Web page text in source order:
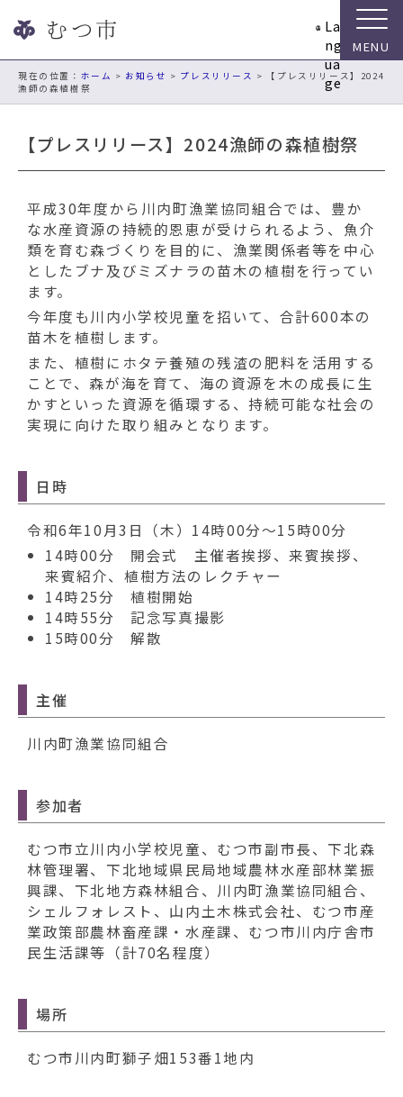
ビ
La
ng
ua
ge
現在の位置： ホーム > お知らせ > プレスリリース > 【プレスリリース】2024
漁師の森植樹祭
【プレスリリース】2024漁師の森植樹祭
平成30年度から川内町漁業協同組合では、豊か
な水産資源の持続的恩恵が受けられるよう、魚介
類を育む森づくりを目的に、漁業関係者等を中心
としたブナ及びミズナラの苗木の植樹を行ってい
ます。
今年度も川内小学校児童を招いて、合計600本の
苗木を植樹します。
また、植樹にホタテ養殖の残渣の肥料を活用する
ことで、森が海を育て、海の資源を木の成長に生
かすといった資源を循環する、持続可能な社会の
実現に向けた取り組みとなります。
日時
令和6年10月3日（木）14時00分～15時00分
14時00分 開会式 主催者挨拶、来賓挨拶、
来賓紹介、植樹方法のレクチャー
14時25分 植樹開始
14時55分 記念写真撮影
15時00分 解散
主催
川内町漁業協同組合
参加者
むつ市立川内小学校児童、むつ市副市長、下北森
林管理署、下北地域県民局地域農林水産部林業振
興課、下北地方森林組合、川内町漁業協同組合、
シェルフォレスト、山内土木株式会社、むつ市産
業政策部農林畜産課・水産課、むつ市川内庁舎市
民生活課等（計70名程度）
場所
むつ市川内町獅子畑153番1地内